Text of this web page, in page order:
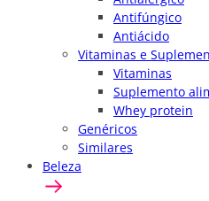
Antifúngico
Antiácido
Vitaminas e
Vitaminas
Suplemento
Whey protein
Genéricos
Similares
Beleza